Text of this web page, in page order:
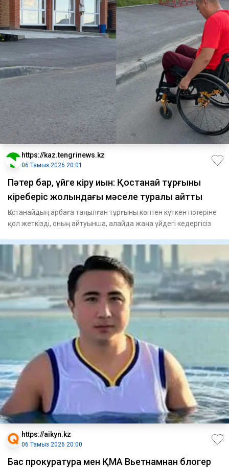
https://kaz.tengrinews.kz
06 Тамыз 2026 20:01
Пәтер бар, үйге кіру қиын: Қостанай тұрғыны
кіреберіс жолындағы мәселе туралы айтты
Қостанайдың арбаға таңылған тұрғыны көптен күткен пәтеріне
қол жеткізді, оның айтуынша, алайда жаңа үйдегі кедергісіз
https://aikyn.kz
06 Тамыз 2026 20:00
Бас прокуратура мен ҚМА Вьетнамнан блогер